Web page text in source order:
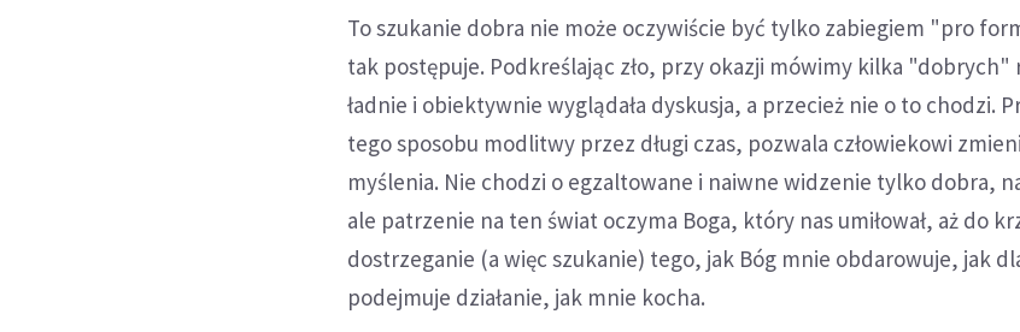
To szukanie dobra nie może oczywiście być tylko zabiegiem "pro
tak postępuje. Podkreślając zło, przy okazji mówimy kilka "dobrych"
ładnie i obiektywnie wyglądała dyskusja, a przecież nie o to chodzi.
tego sposobu modlitwy przez długi czas, pozwala człowiekowi
myślenia. Nie chodzi o egzaltowane i naiwne widzenie tylko dobra,
ale patrzenie na ten świat oczyma Boga, który nas umiłował, aż do
dostrzeganie (a więc szukanie) tego, jak Bóg mnie obdarowuje, jak
podejmuje działanie, jak mnie kocha.